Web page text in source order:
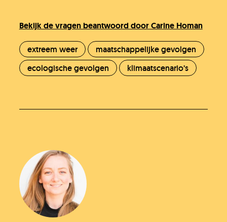
Bekijk de vragen beantwoord door Carine Homan
extreem weer
maatschappelijke gevolgen
ecologische gevolgen
klimaatscenario’s